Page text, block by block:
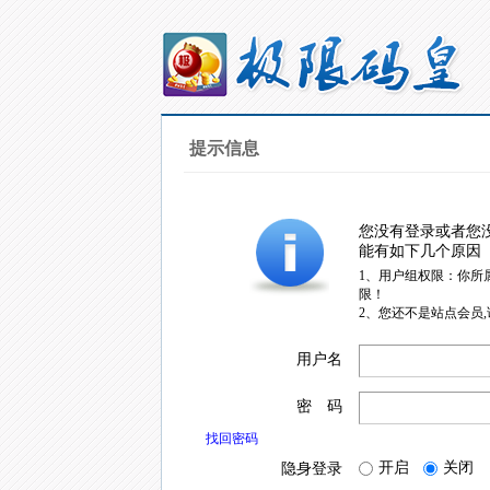
提示信息
您没有登录或者您
能有如下几个原因
1、用户组权限：你所
限！
2、您还不是站点会员
用户名
密 码
找回密码
隐身登录 开启 关闭